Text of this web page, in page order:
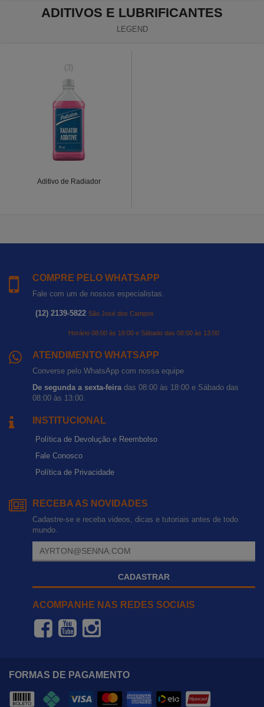
ADITIVOS E LUBRIFICANTES
LEGEND
(3)
Aditivo de Radiador
COMPRE PELO WHATSAPP
Fale com um de nossos especialistas.
(12) 2139-5822 São José dos Campos
Horário 08:00 às 18:00 e Sábado das 08:00 às 13:00
ATENDIMENTO WHATSAPP
Converse pelo WhatsApp com nossa equipe
De segunda a sexta-feiradas 08:00 às 18:00 e Sábado das
08:00 às 13:00.
INSTITUCIONAL
Política de Devolução e Reembolso
Fale Conosco
Política de Privacidade
RECEBA AS NOVIDADES
Cadastre-se e receba videos, dicas e tutoriais antes de todo
mundo.
CADASTRAR
ACOMPANHE NAS REDES SOCIAIS
FORMAS DE PAGAMENTO